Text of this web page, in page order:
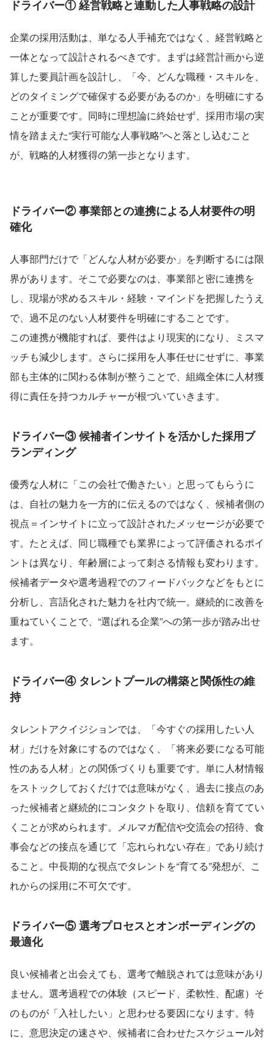
ドライバー① 経営戦略と連動した人事戦略の設計
企業の採用活動は、単なる人手補充ではなく、経営戦略と
一体となって設計されるべきです。まずは経営計画から逆
算した要員計画を設計し、「今、どんな職種・スキルを、
どのタイミングで確保する必要があるのか」を明確にする
ことが重要です。同時に理想論に終始せず、採用市場の実
情を踏まえた“実行可能な人事戦略”へと落とし込むこと
が、戦略的人材獲得の第一歩となります。
ドライバー② 事業部との連携による人材要件の明
確化
人事部門だけで「どんな人材が必要か」を判断するには限
界があります。そこで必要なのは、事業部と密に連携を
し、現場が求めるスキル・経験・マインドを把握したうえ
で、過不足のない人材要件を明確にすることです。
この連携が機能すれば、要件はより現実的になり、ミスマ
ッチも減少します。さらに採用を人事任せにせずに、事業
部も主体的に関わる体制が整うことで、組織全体に人材獲
得に責任を持つカルチャーが根づいていきます。
ドライバー③ 候補者インサイトを活かした採用ブ
ランディング
優秀な人材に「この会社で働きたい」と思ってもらうに
は、自社の魅力を一方的に伝えるのではなく、候補者側の
視点＝インサイトに立って設計されたメッセージが必要で
す。たとえば、同じ職種でも業界によって評価されるポイ
ントは異なり、年齢層によって刺さる情報も変わります。
候補者データや選考過程でのフィードバックなどをもとに
分析し、言語化された魅力を社内で統一。継続的に改善を
重ねていくことで、“選ばれる企業”への第一歩が踏み出せ
ます。
ドライバー④ タレントプールの構築と関係性の維
持
タレントアクイジションでは、「今すぐの採用したい人
材」だけを対象にするのではなく、「将来必要になる可能
性のある人材」との関係づくりも重要です。単に人材情報
をストックしておくだけでは意味がなく、過去に接点のあ
った候補者と継続的にコンタクトを取り、信頼を育ててい
くことが求められます。メルマガ配信や交流会の招待、食
事会などの接点を通じて「忘れられない存在」であり続け
ること。中長期的な視点でタレントを“育てる”発想が、こ
れからの採用に不可欠です。
ドライバー⑤ 選考プロセスとオンボーディングの
最適化
良い候補者と出会えても、選考で離脱されては意味があり
ません。選考過程での体験（スピード、柔軟性、配慮）そ
のものが「入社したい」と思わせる要因になります。特
に、意思決定の速さや、候補者に合わせたスケジュール対